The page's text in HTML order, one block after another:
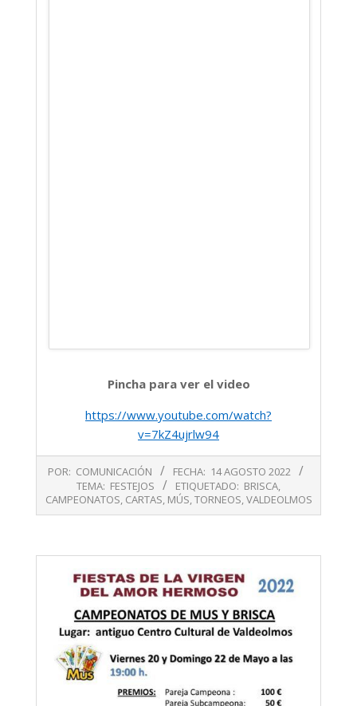
Pincha para ver el video
https://www.youtube.com/watch?
v=7kZ4ujrlw94
08-
14
POR: COMUNICACIÓN FECHA: 14 AGOSTO 2022
TEMA: FESTEJOS ETIQUETADO: BRISCA,
CAMPEONATOS, CARTAS, MÚS,TORNEOS,VALDEOLMOS